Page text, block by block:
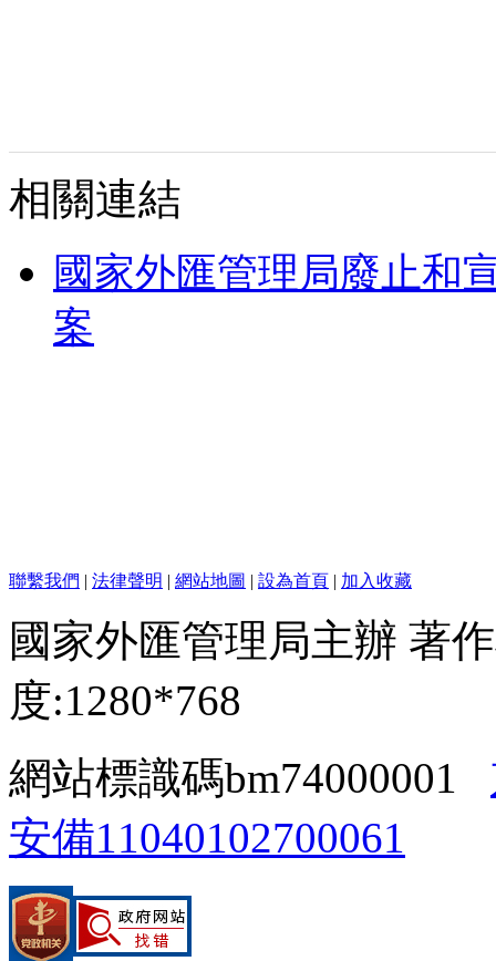
相關連結
國家外匯管理局廢止和
案
聯繫我們 | 法律聲明 | 網站地圖 | 設為首頁 | 加入收藏
國家外匯管理局主辦 著
度:1280*768
網站標識碼bm74000001
安備11040102700061